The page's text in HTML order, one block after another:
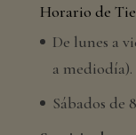
Horario de
De lunes a
a mediodía).
Sábados de